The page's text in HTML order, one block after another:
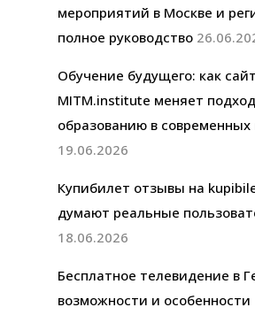
мероприятий в Москве и
полное руководство
Обучение будущего: как сайт
MITM.institute меняет
образованию в современных
19.06.2026
Купибилет отзывы на
думают реальные
18.06.2026
Бесплатное телевидение в
возможности и особенности